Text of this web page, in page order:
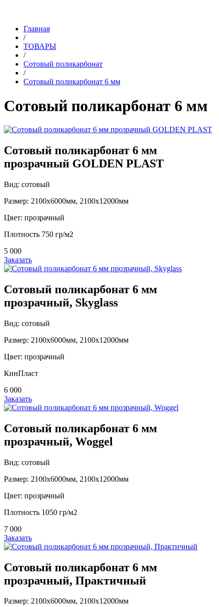
Главная
/
ТОВАРЫ
/
Сотовый поликарбонат
/
Сотовый поликарбонат 6 мм
Сотовый поликарбонат 6 мм
Сотовый поликарбонат 6 мм
прозрачный GOLDEN PLAST
Вид: сотовый
Размер: 2100х6000мм, 2100х12000мм
Цвет: прозрачный
Плотность 750 гр/м2
5 000
Заказать
Сотовый поликарбонат 6 мм
прозрачный, Skyglass
Вид: сотовый
Размер: 2100х6000мм, 2100х12000мм
Цвет: прозрачный
КинПласт
6 000
Заказать
Сотовый поликарбонат 6 мм
прозрачный, Woggel
Вид: сотовый
Размер: 2100х6000мм, 2100х12000мм
Цвет: прозрачный
Плотность 1050 гр/м2
7 000
Заказать
Сотовый поликарбонат 6 мм
прозрачный, Практичный
Размер: 2100х6000мм, 2100х12000мм